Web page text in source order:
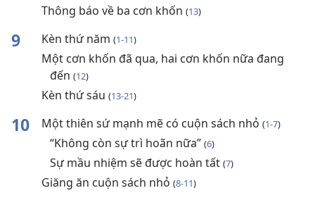
Thông báo về ba cơn khốn (13)
9 Kèn thứ năm (1-11)
Một cơn khốn đã qua, hai cơn khốn nữa đang
đến (12)
Kèn thứ sáu (13-21)
10 Một thiên sứ mạnh mẽ có cuộn sách nhỏ (1-7)
“Không còn sự trì hoãn nữa” (6)
Sự mầu nhiệm sẽ được hoàn tất (7)
Giăng ăn cuộn sách nhỏ (8-11)